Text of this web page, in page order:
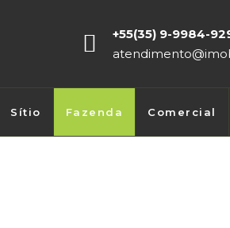
+55(35) 9-9984-
Sítio Fazenda Comercial